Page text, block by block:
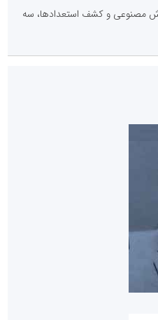
مصنوعی و کشف استعدادها، سه